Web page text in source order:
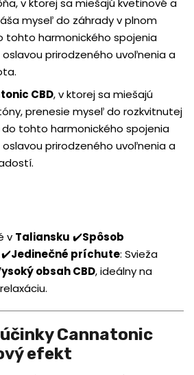
myseľ do záhrady v plnom
tohto harmonického spojenia
prirodzeného uvoľnenia a
CBD, v ktorej sa miešajú
prenesie myseľ do rozkvitnutej
do tohto harmonického spojenia
prirodzeného uvoľnenia a
v Taliansku ✔️Spôsob
✔️Jedinečné príchute: Svieža
obsah CBD, ideálny na
Cannatonic
efekt